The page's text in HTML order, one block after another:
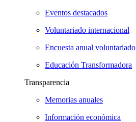
Eventos destacados
Voluntariado internacional
Encuesta anual voluntariado
Educación Transformadora
Transparencia
Memorias anuales
Información económica